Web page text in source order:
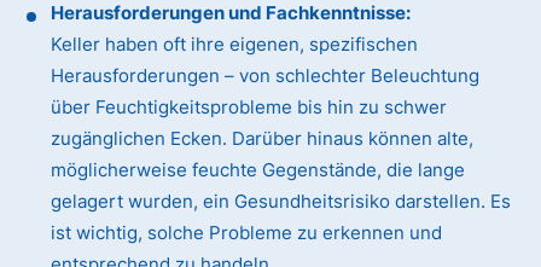
Herausforderungen und Fachkenntnisse:
Keller haben oft ihre eigenen, spezifischen
Herausforderungen – von schlechter Beleuchtung
über Feuchtigkeitsprobleme bis hin zu schwer
zugänglichen Ecken. Darüber hinaus können alte,
möglicherweise feuchte Gegenstände, die lange
gelagert wurden, ein Gesundheitsrisiko darstellen. Es
ist wichtig, solche Probleme zu erkennen und